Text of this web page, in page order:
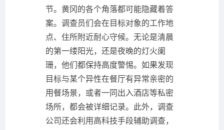
节。黄冈的各个角落都可能隐藏着答
案。调查员们会在目标对象的工作地
点、住所附近耐心守候。无论是清晨
的第一缕阳光，还是夜晚的灯火阑
珊，他们都保持高度警惕。如果发现
目标与某个异性在餐厅有异常亲密的
用餐场景，或者一同出入酒店等私密
场所，都会被详细记录。此外，调查
公司还会利用高科技手段辅助调查，